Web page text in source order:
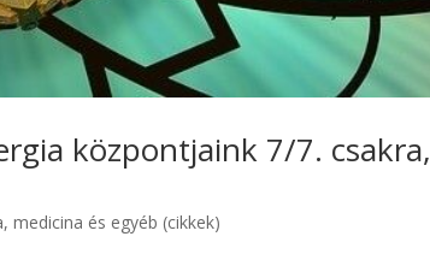
központjaink 7/7. csakra,
medicina és egyéb (cikkek)